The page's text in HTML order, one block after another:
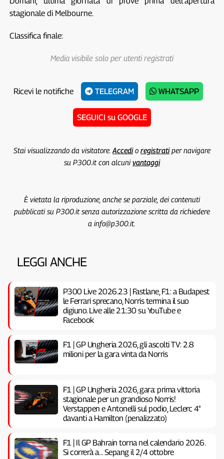
stagionale di Melbourne.
Classifica finale:
Media visibile solo per utenti registrati
Ricevi le notifiche TELEGRAM WHATSAPP
SEGUICI su GOOGLE
Stai visualizzando da visitatore. Accedio registratiper navigare
su P300.it con alcunivantaggi
È vietata la riproduzione, anche se parziale, dei contenuti
pubblicati su P300.it senza autorizzazione scritta da richiedere
a info@p300.it.
LEGGI ANCHE
P300 Live 2026.23 | Fastlane, F1: a Budapest
le Ferrari sprecano, Norris termina il suo
digiuno. Live alle 21:30 su YouTube e
Facebook
F1 | GP Ungheria 2026, gli ascolti TV: 2.8
milioni per la gara vinta da Norris
F1 | GP Ungheria 2026, gara: prima vittoria
stagionale per un grandioso Norris!
Verstappen e Antonelli sul podio, Leclerc 4°
davanti a Hamilton (penalizzato)
F1 | Il GP Bahrain torna nel calendario 2026.
Si correrà a… Sepang il 2/4 ottobre